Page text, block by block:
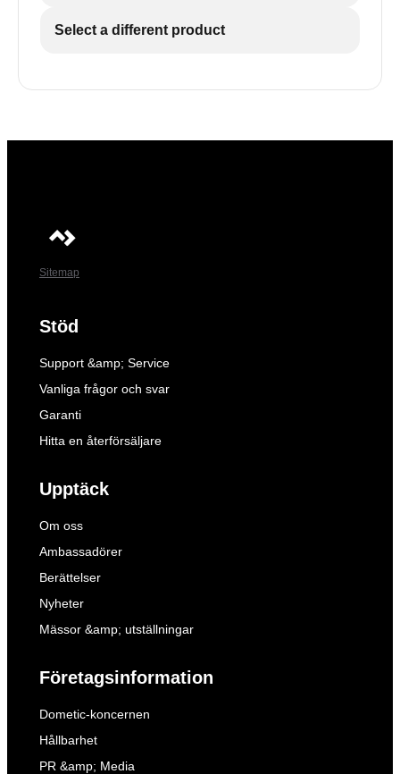
Select a different product
Sitemap
Stöd
Support &amp; Service
Vanliga frågor och svar
Garanti
Hitta en återförsäljare
Upptäck
Om oss
Ambassadörer
Berättelser
Nyheter
Mässor &amp; utställningar
Företagsinformation
Dometic-koncernen
Hållbarhet
PR &amp; Media